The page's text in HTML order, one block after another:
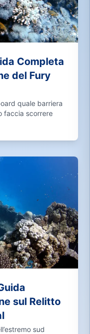
Completa
del Fury
quale barriera
faccia scorrere
sul Relitto
sud